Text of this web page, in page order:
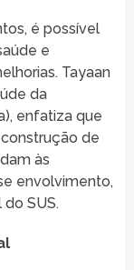
é possível
e
Tayaan
da
enfatiza que
de
às
envolvimento,
SUS.